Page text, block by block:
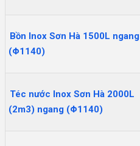
Bồn Inox Sơn Hà 1500L ngang
(Φ1140)
Téc nước Inox Sơn Hà 2000L
(2m3) ngang (Φ1140)